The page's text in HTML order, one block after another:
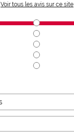
Voir tous les avis sur ce site